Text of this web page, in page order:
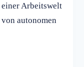
einer Arbeitswelt
autonomen